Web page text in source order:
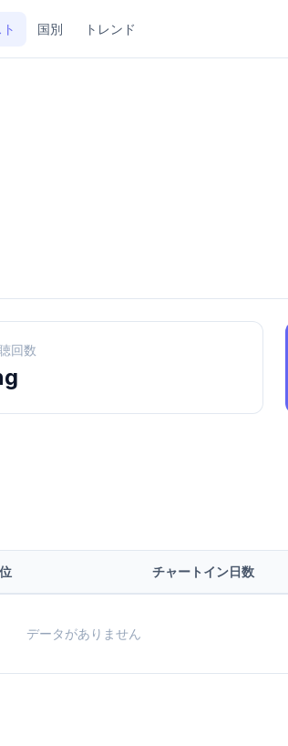
国別 トレンド
回数
チャートイン日数
データがありません